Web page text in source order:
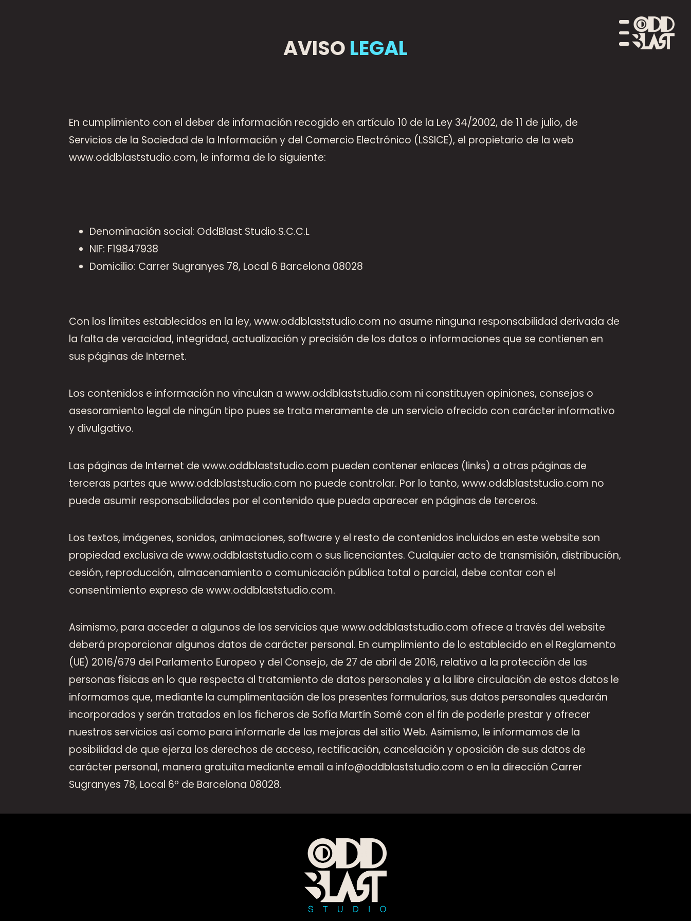
AVISO LEGAL
En cumplimiento con el deber de información recogido en artículo 10 de la Ley 34/2002, de 11 de julio, de
Servicios de la Sociedad de la Información y del Comercio Electrónico (LSSICE), el propietario de la web
www.oddblaststudio.com, le informa de lo siguiente:
Denominación social: OddBlast Studio.S.C.C.L
NIF: F19847938
Domicilio: Carrer Sugranyes 78, Local 6 Barcelona 08028
Con los límites establecidos en la ley, www.oddblaststudio.com no asume ninguna responsabilidad derivada de
la falta de veracidad, integridad, actualización y precisión de los datos o informaciones que se contienen en
sus páginas de Internet.
Los contenidos e información no vinculan a www.oddblaststudio.com ni constituyen opiniones, consejos o
asesoramiento legal de ningún tipo pues se trata meramente de un servicio ofrecido con carácter informativo
y divulgativo.
Las páginas de Internet de www.oddblaststudio.com pueden contener enlaces (links) a otras páginas de
terceras partes que www.oddblaststudio.com no puede controlar. Por lo tanto, www.oddblaststudio.com no
puede asumir responsabilidades por el contenido que pueda aparecer en páginas de terceros.
Los textos, imágenes, sonidos, animaciones, software y el resto de contenidos incluidos en este website son
propiedad exclusiva de www.oddblaststudio.com o sus licenciantes. Cualquier acto de transmisión, distribución,
cesión, reproducción, almacenamiento o comunicación pública total o parcial, debe contar con el
consentimiento expreso de www.oddblaststudio.com.
Asimismo, para acceder a algunos de los servicios que www.oddblaststudio.com ofrece a través del website
deberá proporcionar algunos datos de carácter personal. En cumplimiento de lo establecido en el Reglamento
(UE) 2016/679 del Parlamento Europeo y del Consejo, de 27 de abril de 2016, relativo a la protección de las
personas físicas en lo que respecta al tratamiento de datos personales y a la libre circulación de estos datos le
informamos que, mediante la cumplimentación de los presentes formularios, sus datos personales quedarán
incorporados y serán tratados en los ficheros de Sofía Martín Somé con el fin de poderle prestar y ofrecer
nuestros servicios así como para informarle de las mejoras del sitio Web. Asimismo, le informamos de la
posibilidad de que ejerza los derechos de acceso, rectificación, cancelación y oposición de sus datos de
carácter personal, manera gratuita mediante email a info@oddblaststudio.com o en la dirección Carrer
Sugranyes 78, Local 6º de Barcelona 08028.